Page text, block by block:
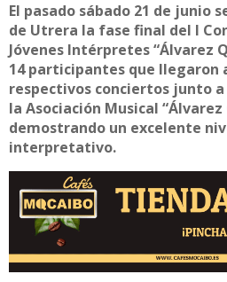
El pasado sábado 21 de junio
de Utrera la fase final del I
Jóvenes Intérpretes “Álvarez
14 participantes que llegaron
respectivos conciertos junto a
la Asociación Musical
demostrando un excelente
interpretativo.